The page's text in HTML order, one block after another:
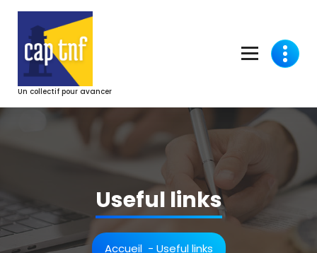
contenu
Un collectif pour avancer
Useful links
Accueil- Useful links